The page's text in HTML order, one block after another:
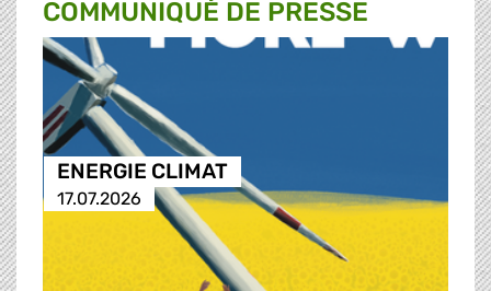
COMMUNIQUÉ DE PRESSE
ENERGIE CLIMAT
17.07.2026